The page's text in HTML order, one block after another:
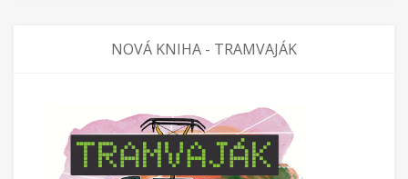
NOVÁ KNIHA - TRAMVAJÁK